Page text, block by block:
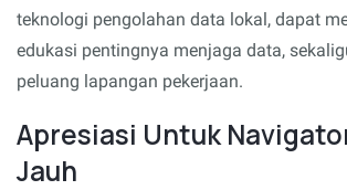
teknologi pengolahan data lokal, dapat
edukasi pentingnya menjaga data,
peluang lapangan pekerjaan.
Apresiasi Untuk
Jauh